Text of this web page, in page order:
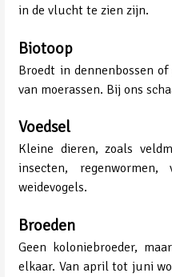
in de vlucht te zien zijn.
Biotoop
Broedt in dennenbossen
van moerassen. Bij ons
Voedsel
Kleine dieren, zoals
insecten,
weidevogels.
Broeden
Geen koloniebroeder,
elkaar. Van april tot juni